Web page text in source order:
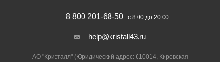
8 800 201-68-50 с 8:00 до 20:00
help@kristall43.ru
АО "Кристалл" (Юридический адрес: 610014, Кировская